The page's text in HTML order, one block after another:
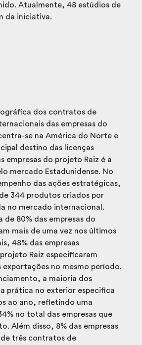
Atualmente, 48 estúdios de
da iniciativa.
dos contratos de
das empresas do
se na América do Norte e
destino das licenças
empresas do projeto Raiz é a
mercado Estadunidense. No
das ações estratégicas,
344 produtos criados por
no mercado internacional.
de 80% das empresas do
mais de uma vez nos últimos
48% das empresas
Raiz especificaram
exportações no mesmo período.
a maioria dos
prática no exterior especifica
ao ano, refletindo uma
no total das empresas que
Além disso, 8% das empresas
três contratos de